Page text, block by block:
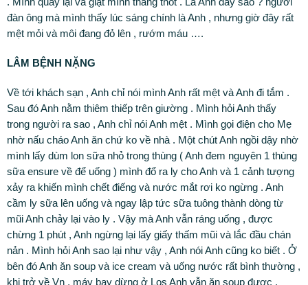
đàn ông mà mình thấy lúc sáng chính là Anh , nhưng giờ đây rất
mệt mỏi và môi đang đỏ lên , rướm máu ….
LÂM BỆNH NẶNG
Về tới khách sạn , Anh chỉ nói mình Anh rất mệt và Anh đi tắm .
Sau đó Anh nằm thiêm thiếp trên giường . Mình hỏi Anh thấy
trong người ra sao , Anh chỉ nói Anh mệt . Mình gọi điện cho Mẹ
nhờ nấu cháo Anh ăn chứ ko về nhà . Một chút Anh ngồi dậy nhờ
mình lấy dùm lon sữa nhỏ trong thùng ( Anh đem nguyên 1 thùng
sữa ensure về để uống ) mình đổ ra ly cho Anh và 1 cảnh tượng
xảy ra khiến mình chết điếng và nước mắt rơi ko ngừng . Anh
cầm ly sữa lên uống và ngay lập tức sữa tuông thành dòng từ
mũi Anh chảy lại vào ly . Vậy mà Anh vẫn ráng uống , được
chừng 1 phút , Anh ngừng lại lấy giấy thấm mũi và lắc đầu chán
nản . Mình hỏi Anh sao lại như vậy , Anh nói Anh cũng ko biết . Ở
bên đó Anh ăn soup và ice cream và uống nước rất bình thường ,
khi trở về Vn , máy bay dừng ở Los Anh vẫn ăn soup được ,